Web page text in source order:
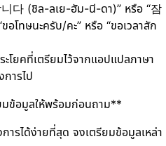
다 (ชิล-ลเย-ฮัม-นี-ดา)” หรือ “잠
โทษนะครับ/คะ” หรือ “ขอเวลาสัก
ยคที่เตรียมไว้จากแอปแปลภาษา
ารไป
ข้อมูลให้พร้อมก่อนถาม**
ารได้ง่ายที่สุด จงเตรียมข้อมูลเหล่า